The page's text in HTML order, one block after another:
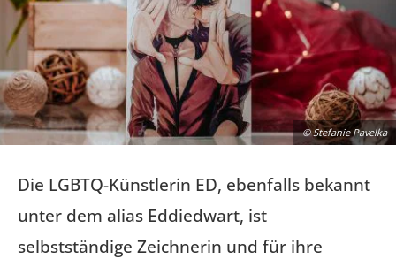
© Stefanie Pavelka
Die LGBTQ-Künstlerin ED, ebenfalls bekannt
unter dem alias Eddiedwart, ist
selbstständige Zeichnerin und für ihre